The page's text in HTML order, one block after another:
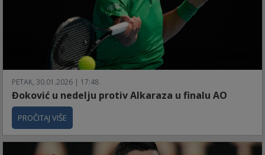
PETAK, 30.01.2026 | 17:48
Đoković u nedelju protiv Alkaraza u finalu AO
PROČITAJ VIŠE